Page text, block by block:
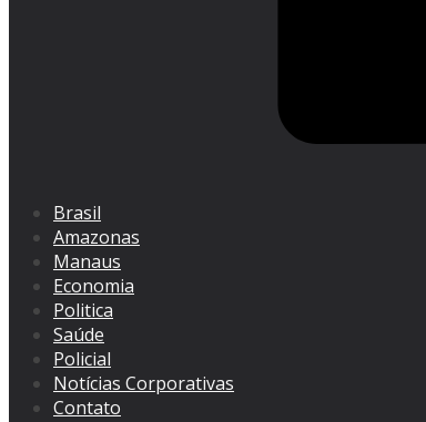
Brasil
Amazonas
Manaus
Economia
Politica
Saúde
Policial
Notícias Corporativas
Contato